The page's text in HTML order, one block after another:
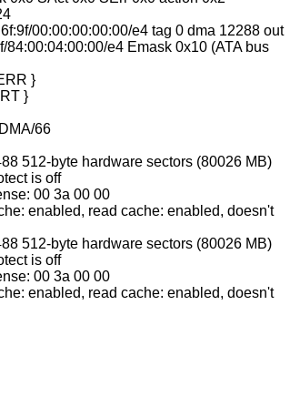
00:00:00:00:00/e4 tag 0 dma 12288 out
e4 Emask 0x10 (ATA bus
}
}
66
512-byte hardware sectors (80026 MB)
is off
00 3a 00 00
enabled, read cache: enabled, doesn't
512-byte hardware sectors (80026 MB)
is off
00 3a 00 00
enabled, read cache: enabled, doesn't